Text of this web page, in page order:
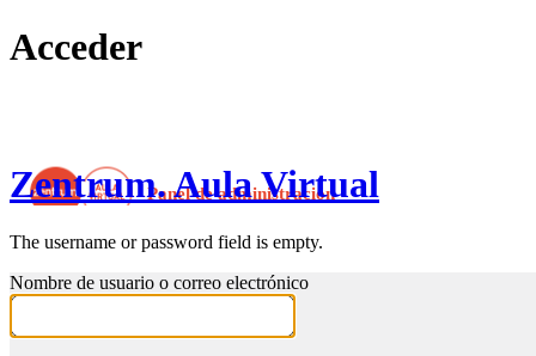
Acceder
Zentrum. Aula Virtual
The username or password field is empty.
Nombre de usuario o correo electrónico